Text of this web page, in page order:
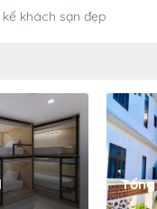
khách sạn đẹp